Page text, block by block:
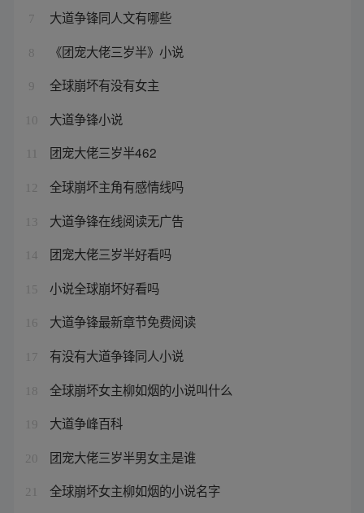
7 大道争锋同人文有哪些
8 《团宠大佬三岁半》小说
9 全球崩坏有没有女主
10 大道争锋小说
团宠大佬三岁半462
12 全球崩坏主角有感情线吗
13 大道争锋在线阅读无广告
14 团宠大佬三岁半好看吗
15 小说全球崩坏好看吗
16 大道争锋最新章节免费阅读
17 有没有大道争锋同人小说
18 全球崩坏女主柳如烟的小说叫什么
19 大道争峰百科
20 团宠大佬三岁半男女主是谁
21 全球崩坏女主柳如烟的小说名字